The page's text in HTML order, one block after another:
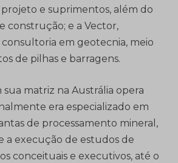
projeto e suprimentos, além do
construção; e a Vector,
em geotecnia, meio
de pilhas e barragens.
matriz na Austrália opera
era especializado em
de processamento mineral,
a execução de estudos de
conceituais e executivos, até o